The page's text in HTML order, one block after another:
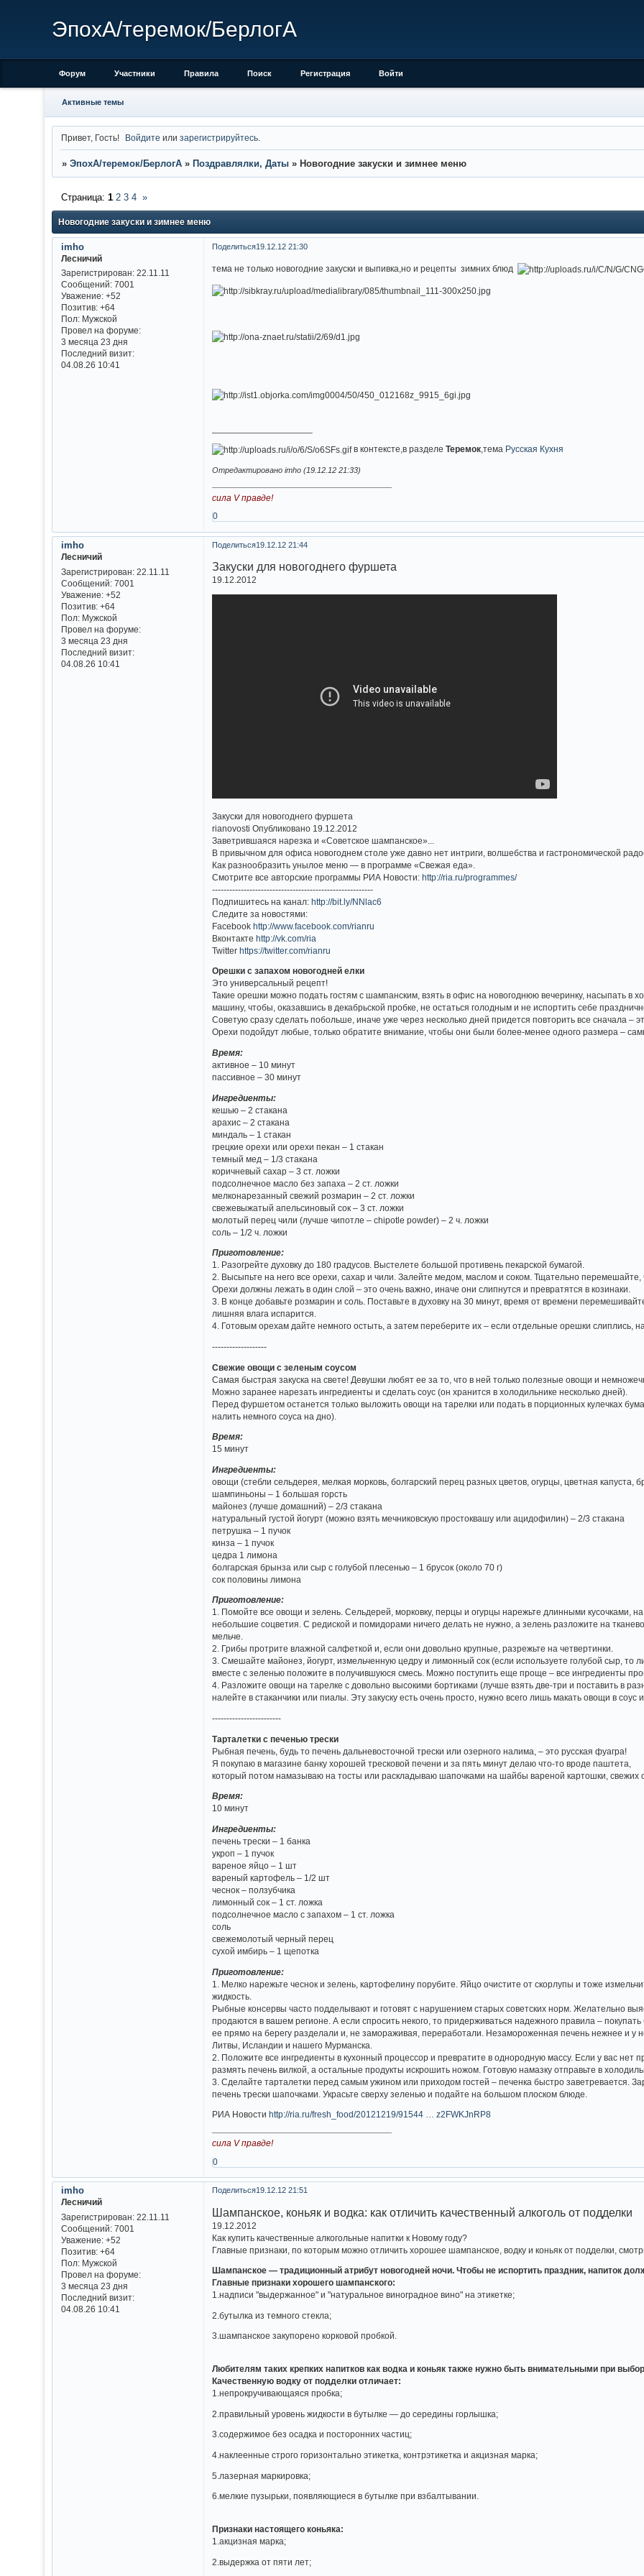
ЭпохА/теремок/БерлогА
Форум Участники Правила Поиск Регистрация Войти
Активные темы
Привет, Гость! Войдите илизарегистрируйтесь
» ЭпохА/теремок/БерлогА » Поздравлялки, Даты » Новогодние закуски и зимнее меню
Новогодние закуски и зимнее меню
Страница: 1 2 3 4 »
Поделиться19.12.12 21:30
imho
Лесничий
Зарегистрирован: 22.11.11
Сообщений:7001
Уважение: +52
Позитив: +64
Пол:Мужской
Провел на форуме:
3 месяца 23 дня
Последний визит:
04.08.26 10:41
тема не только новогодние закуски и выпивка,но и рецепты зимних блюд
в контексте,в разделеТеремок ,тема Русская Кухня
Отредактировано imho (19.12.12 21:33)
сила V правде!
0
Поделиться19.12.12 21:44
imho
Лесничий
Зарегистрирован: 22.11.11
Сообщений:7001
Уважение: +52
Позитив: +64
Пол:Мужской
Провел на форуме:
3 месяца 23 дня
Последний визит:
04.08.26 10:41
Закуски для новогоднего фуршета
19.12.2012
Закуски для новогоднего фуршета
rianovosti Опубликовано 19.12.2012
Заветрившаяся нарезка и «Советское шампанское»...
В привычном для офиса новогоднем столе уже давно нет интриги, волшебства и гастрономической
Как разнообразить унылое меню — в программе «Свежая еда».
Смотрите все авторские программы РИА Новости:http://ria.ru/programmes/
--------------------------------------------------------
Подпишитесь на канал:http://bit.ly/NNlac6
Следите за новостями:
Facebookhttp://www.facebook.com/rianru
Вконтактеhttp://vk.com/ria
Twitterhttps://twitter.com/rianru
Орешки с запахом новогодней елки
Это универсальный рецепт!
Такие орешки можно подать гостям с шампанским, взять в офис на новогоднюю вечеринку, насыпать
машину, чтобы, оказавшись в декабрьской пробке, не остаться голодным и не испортить себе
Советую сразу сделать побольше, иначе уже через несколько дней придется повторить все сначала –
Орехи подойдут любые, только обратите внимание, чтобы они были более-менее одного размера –
Время:
активное – 10 минут
пассивное – 30 минут
Ингредиенты:
кешью – 2 стакана
арахис – 2 стакана
миндаль – 1 стакан
грецкие орехи или орехи пекан – 1 стакан
темный мед – 1/3 стакана
коричневый сахар – 3 ст. ложки
подсолнечное масло без запаха – 2 ст. ложки
мелконарезанный свежий розмарин – 2 ст. ложки
свежевыжатый апельсиновый сок – 3 ст. ложки
молотый перец чили (лучше чипотле – chipotle powder) – 2 ч. ложки
соль – 1/2 ч. ложки
Приготовление:
1. Разогрейте духовку до 180 градусов. Выстелете большой противень пекарской бумагой.
2. Высыпьте на него все орехи, сахар и чили. Залейте медом, маслом и соком. Тщательно
Орехи должны лежать в один слой – это очень важно, иначе они слипнутся и превратятся в козинаки.
3. В конце добавьте розмарин и соль. Поставьте в духовку на 30 минут, время от времени
лишняя влага испарится.
4. Готовым орехам дайте немного остыть, а затем переберите их – если отдельные орешки слиплись,
-------------------
Свежие овощи с зеленым соусом
Самая быстрая закуска на свете! Девушки любят ее за то, что в ней только полезные овощи и
Можно заранее нарезать ингредиенты и сделать соус (он хранится в холодильнике несколько дней).
Перед фуршетом останется только выложить овощи на тарелки или подать в порционных кулечках
налить немного соуса на дно).
Время:
15 минут
Ингредиенты:
овощи (стебли сельдерея, мелкая морковь, болгарский перец разных цветов, огурцы, цветная капуста,
шампиньоны – 1 большая горсть
майонез (лучше домашний) – 2/3 стакана
натуральный густой йогурт (можно взять мечниковскую простоквашу или ацидофилин) – 2/3 стакана
петрушка – 1 пучок
кинза – 1 пучок
цедра 1 лимона
болгарская брынза или сыр с голубой плесенью – 1 брусок (около 70 г)
сок половины лимона
Приготовление:
1. Помойте все овощи и зелень. Сельдерей, морковку, перцы и огурцы нарежьте длинными кусочками,
небольшие соцветия. С редиской и помидорами ничего делать не нужно, а зелень разложите на
мельче.
2. Грибы протрите влажной салфеткой и, если они довольно крупные, разрежьте на четвертинки.
3. Смешайте майонез, йогурт, измельченную цедру и лимонный сок (если используете голубой сыр,
вместе с зеленью положите в получившуюся смесь. Можно поступить еще проще – все ингредиенты
4. Разложите овощи на тарелке с довольно высокими бортиками (лучше взять две-три и поставить в
налейте в стаканчики или пиалы. Эту закуску есть очень просто, нужно всего лишь макать овощи в соус
------------------------
Тарталетки с печенью трески
Рыбная печень, будь то печень дальневосточной трески или озерного налима, – это русская фуагра!
Я покупаю в магазине банку хорошей тресковой печени и за пять минут делаю что-то вроде паштета,
который потом намазываю на тосты или раскладываю шапочками на шайбы вареной картошки, свежих
Время:
10 минут
Ингредиенты:
печень трески – 1 банка
укроп – 1 пучок
вареное яйцо – 1 шт
вареный картофель – 1/2 шт
чеснок – ползубчика
лимонный сок – 1 ст. ложка
подсолнечное масло с запахом – 1 ст. ложка
соль
свежемолотый черный перец
сухой имбирь – 1 щепотка
Приготовление:
1. Мелко нарежьте чеснок и зелень, картофелину порубите. Яйцо очистите от скорлупы и тоже
жидкость.
Рыбные консервы часто подделывают и готовят с нарушением старых советских норм. Желательно
продаются в вашем регионе. А если спросить некого, то придерживаться надежного правила –
ее прямо на берегу разделали и, не замораживая, переработали. Незамороженная печень нежнее и у
Литвы, Исландии и нашего Мурманска.
2. Положите все ингредиенты в кухонный процессор и превратите в однородную массу. Если у вас нет
размять печень вилкой, а остальные продукты искрошить ножом. Готовую намазку отправьте в
3. Сделайте тарталетки перед самым ужином или приходом гостей – печенка быстро заветревается.
печень трески шапочками. Украсьте сверху зеленью и подайте на большом плоском блюде.
РИА Новости http://ria.ru/fresh_food/20121219/91544 … z2FWKJnRP8
сила V правде!
0
Поделиться19.12.12 21:51
imho
Лесничий
Зарегистрирован: 22.11.11
Сообщений:7001
Уважение: +52
Позитив: +64
Пол:Мужской
Провел на форуме:
3 месяца 23 дня
Последний визит:
04.08.26 10:41
Шампанское, коньяк и водка: как отличить качественный алкоголь от подделки
19.12.2012
Как купить качественные алкогольные напитки к Новому году?
Главные признаки, по которым можно отличить хорошее шампанское, водку и коньяк от подделки,
Шампанское — традиционный атрибут новогодней ночи. Чтобы не испортить праздник, напиток
Главные признаки хорошего шампанского:
1.надписи "выдержанное" и "натуральное виноградное вино" на этикетке;
2.бутылка из темного стекла;
3.шампанское закупорено корковой пробкой.
Любителям таких крепких напитков как водка и коньяк также нужно быть внимательными при
Качественную водку от подделки отличает:
1.непрокручивающаяся пробка;
2.правильный уровень жидкости в бутылке — до середины горлышка;
3.содержимое без осадка и посторонних частиц;
4.наклеенные строго горизонтально этикетка, контрэтикетка и акцизная марка;
5.лазерная маркировка;
6.мелкие пузырьки, появляющиеся в бутылке при взбалтывании.
Признаки настоящего коньяка:
1.акцизная марка;
2.выдержка от пяти лет;